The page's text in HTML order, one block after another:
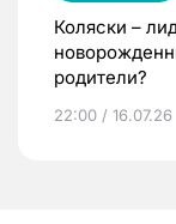
Коляски –
родители?
22:00 / 16.07.26